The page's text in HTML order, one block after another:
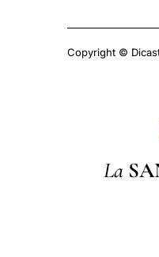
Copyright ©
La